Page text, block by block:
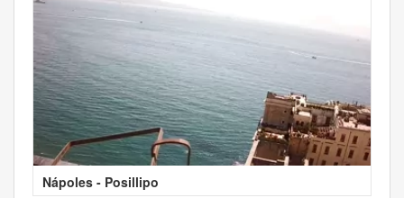
Nápoles - Posillipo